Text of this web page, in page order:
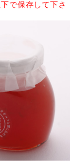
で保存して下さ